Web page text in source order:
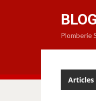
Plomberie
Articles